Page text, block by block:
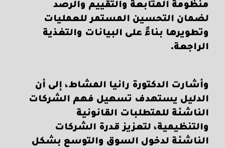
منظومة المتابعة والتقييم والرصد
لضمان التحسين المستمر للعمليات
وتطويرها بناءً على البيانات والتغذية
الراجعة.
وأشارت الدكتورة رانيا المشاط، إلى أن
الدليل يستهدف تسهيل فهم الشركات
الناشئة للمتطلبات القانونية
والتنظيمية، لتعزيز قدرة الشركات
الناشئة لدخول السوق والتوسع بشكل